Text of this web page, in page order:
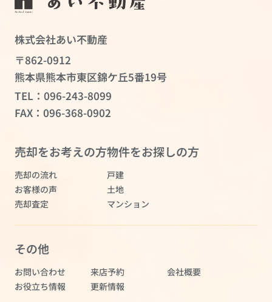
株式会社あい不動産
〒862-0912
熊本県熊本市東区錦ケ丘5番19号
TEL： 096-243-8099
FAX：096-368-0902
売却をお考えの方
売却の流れ
お客様の声
売却査定
物件をお探しの方
戸建
土地
マンション
その他
お問い合わせ 来店予約
会社概要
お役立ち情報
更新情報